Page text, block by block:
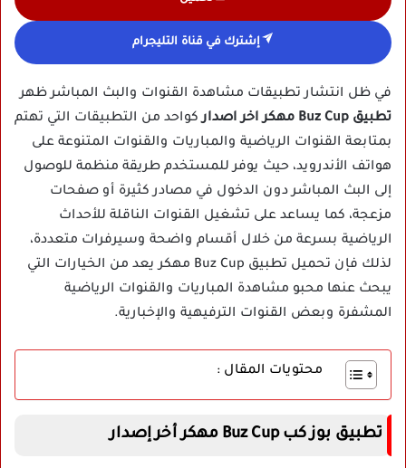
إشترك في قناة التليجرام
في ظل انتشار تطبيقات مشاهدة القنوات والبث المباشر ظهر
تطبيق Buz Cup مهكر اخر اصدار
كواحد من التطبيقات التي تهتم
بمتابعة القنوات الرياضية والمباريات والقنوات المتنوعة على
هواتف الأندرويد، حيث يوفر للمستخدم طريقة منظمة للوصول
إلى البث المباشر دون الدخول في مصادر كثيرة أو صفحات
مزعجة، كما يساعد على تشغيل القنوات الناقلة للأحداث
الرياضية بسرعة من خلال أقسام واضحة وسيرفرات متعددة،
لذلك فإن تحميل تطبيق Buz Cup مهكر يعد من الخيارات التي
يبحث عنها محبو مشاهدة المباريات والقنوات الرياضية
المشفرة وبعض القنوات الترفيهية والإخبارية.
محتويات المقال :
تطبيق بوز كب Buz Cup مهكر أخر إصدار